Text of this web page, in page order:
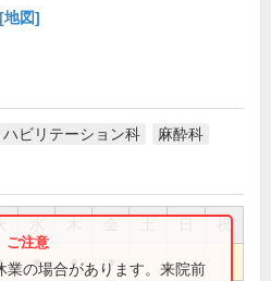
[地図]
ハビリテーション科 麻酔科
祝
● ● ●
業の場合があります。来院前